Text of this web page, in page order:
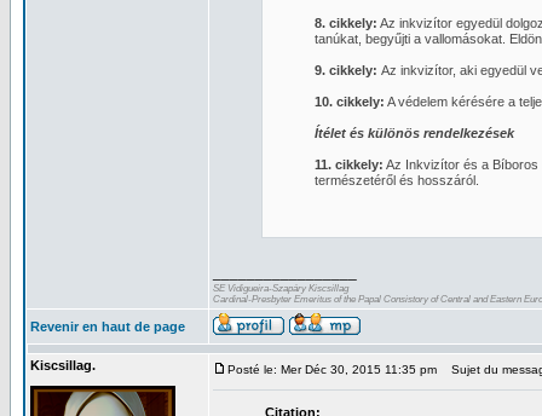
8. cikkely: Az inkvizítor egyedül
tanúkat, begyűjti a vallomásokat.
9. cikkely: Az inkvizítor, aki egyedül
10. cikkely: A védelem kérésére a
Ítélet és különös rendelkezések
11. cikkely: Az Inkvizítor és a
természetéről és hosszáról.
SE Vidigueira-Szapáry Kiscsillag
Cardinal-Presbyter Emeritus of the Papal Consistory of Central and Eastern
Revenir en haut de page
Kiscsillag. Posté le: Mer Déc 30, 2015 11:35 pm Sujet du
Citation: